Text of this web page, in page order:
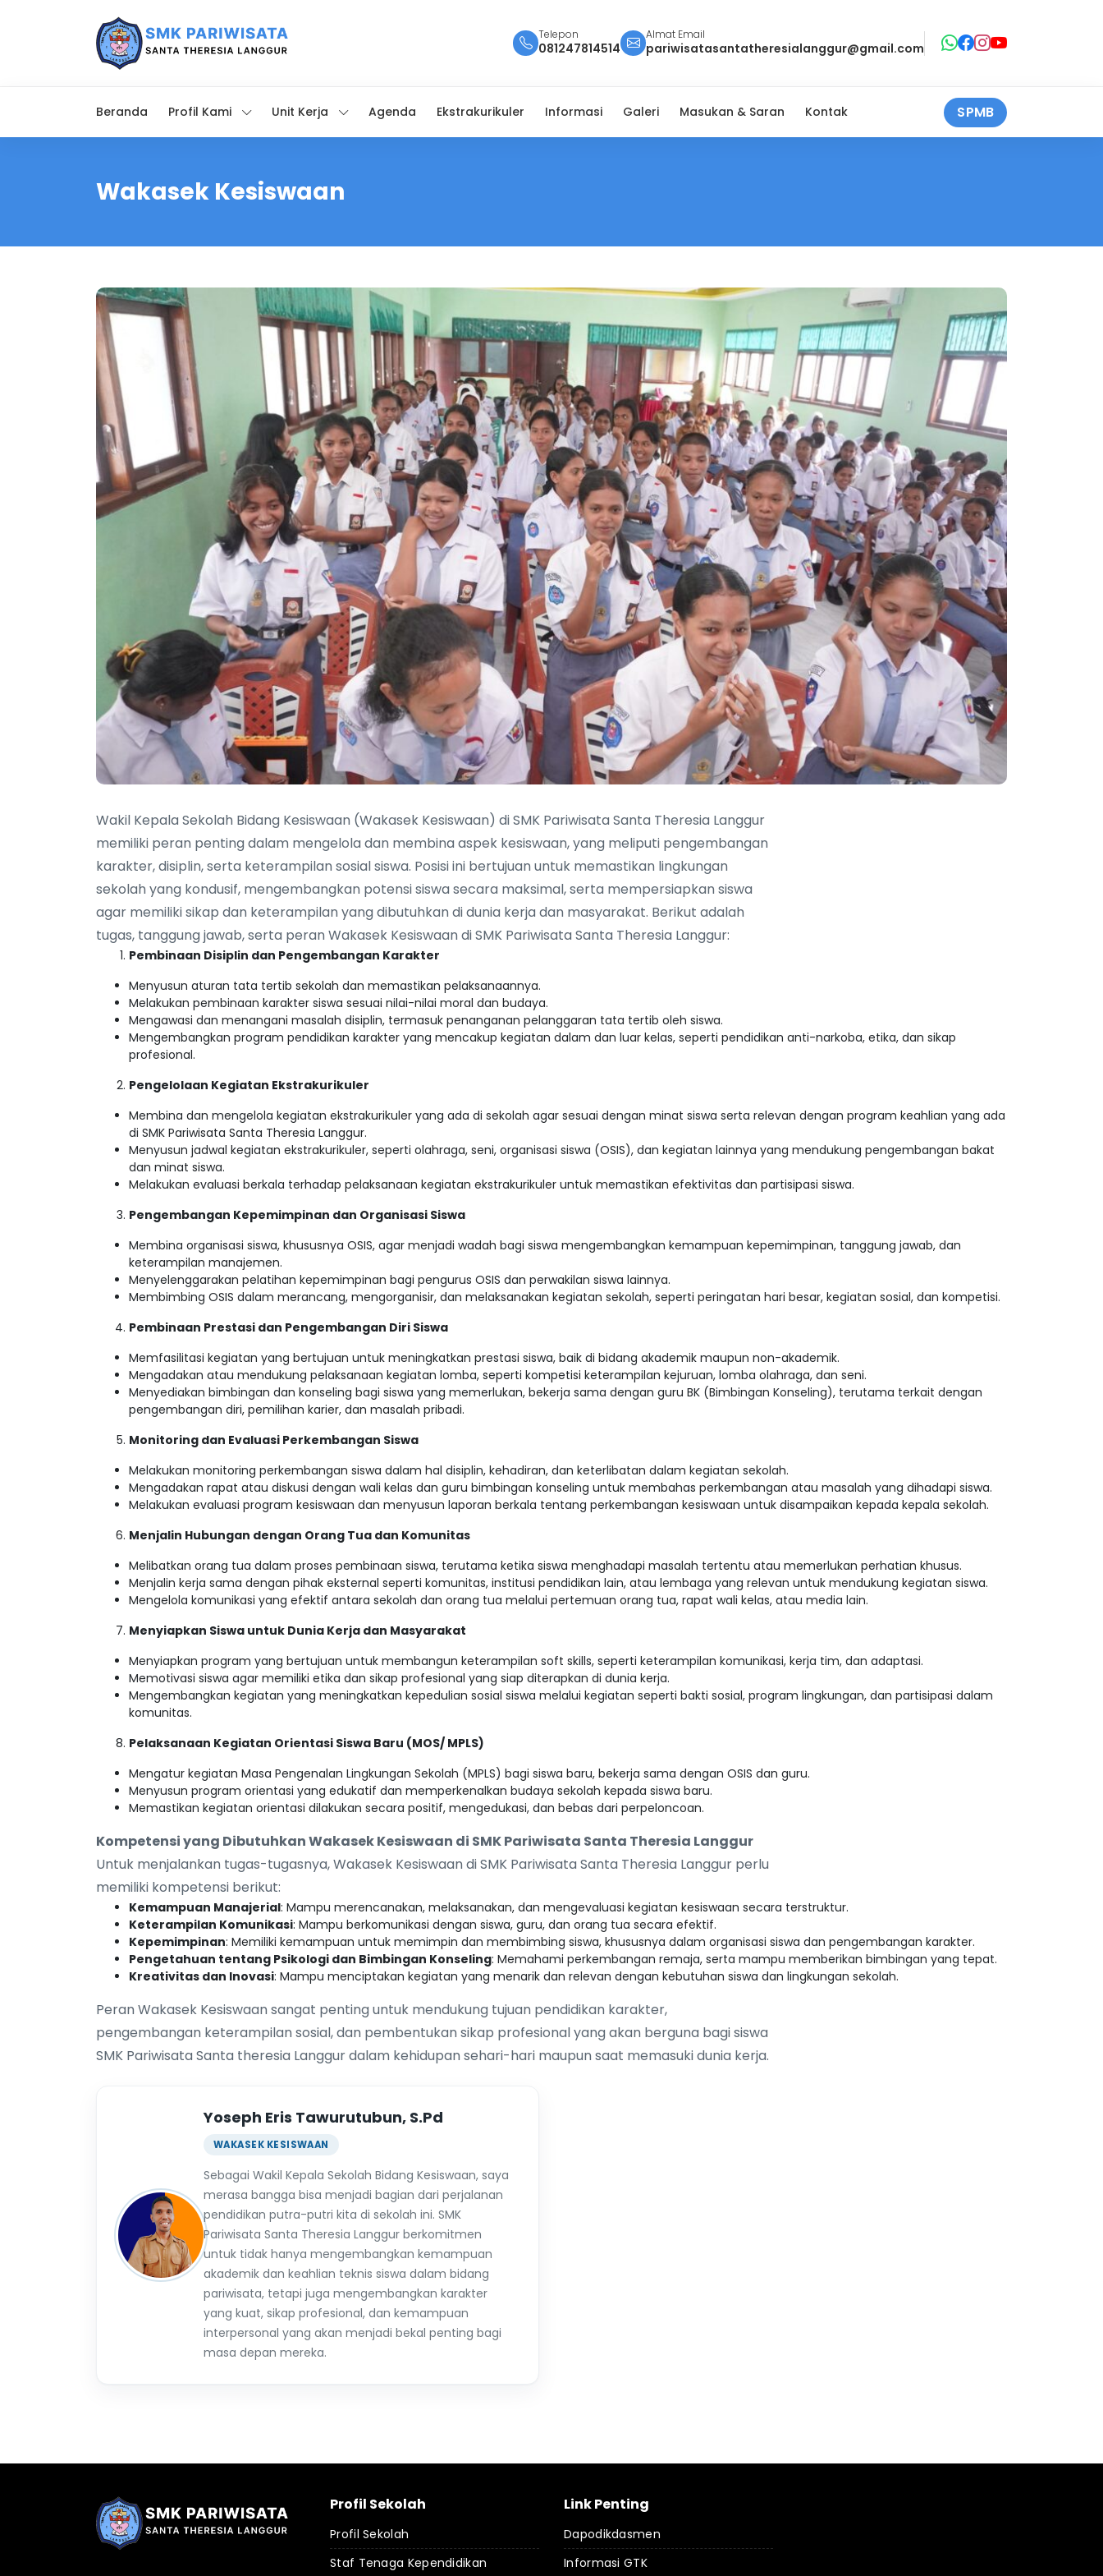
Telepon
081247814514
Almat Email
pariwisatasantatheresialanggur@gmail.com
Beranda Profil Kami Unit Kerja Agenda Ekstrakurikuler Informasi Galeri Masukan & Saran Kontak SPMB
Wakasek Kesiswaan
Wakil Kepala Sekolah Bidang Kesiswaan (Wakasek Kesiswaan) di SMK Pariwisata Santa Theresia Langgur
memiliki peran penting dalam mengelola dan membina aspek kesiswaan, yang meliputi pengembangan
karakter, disiplin, serta keterampilan sosial siswa. Posisi ini bertujuan untuk memastikan lingkungan
sekolah yang kondusif, mengembangkan potensi siswa secara maksimal, serta mempersiapkan siswa
agar memiliki sikap dan keterampilan yang dibutuhkan di dunia kerja dan masyarakat. Berikut adalah
tugas, tanggung jawab, serta peran Wakasek Kesiswaan di SMK Pariwisata Santa Theresia Langgur:
Pembinaan Disiplin dan Pengembangan Karakter
Menyusun aturan tata tertib sekolah dan memastikan pelaksanaannya.
Melakukan pembinaan karakter siswa sesuai nilai-nilai moral dan budaya.
Mengawasi dan menangani masalah disiplin, termasuk penanganan pelanggaran tata tertib oleh siswa.
Mengembangkan program pendidikan karakter yang mencakup kegiatan dalam dan luar kelas, seperti pendidikan anti-narkoba, etika, dan sikap
profesional.
Pengelolaan Kegiatan Ekstrakurikuler
Membina dan mengelola kegiatan ekstrakurikuler yang ada di sekolah agar sesuai dengan minat siswa serta relevan dengan program keahlian yang ada
di SMK Pariwisata Santa Theresia Langgur.
Menyusun jadwal kegiatan ekstrakurikuler, seperti olahraga, seni, organisasi siswa (OSIS), dan kegiatan lainnya yang mendukung pengembangan bakat
dan minat siswa.
Melakukan evaluasi berkala terhadap pelaksanaan kegiatan ekstrakurikuler untuk memastikan efektivitas dan partisipasi siswa.
Pengembangan Kepemimpinan dan Organisasi Siswa
Membina organisasi siswa, khususnya OSIS, agar menjadi wadah bagi siswa mengembangkan kemampuan kepemimpinan, tanggung jawab, dan
keterampilan manajemen.
Menyelenggarakan pelatihan kepemimpinan bagi pengurus OSIS dan perwakilan siswa lainnya.
Membimbing OSIS dalam merancang, mengorganisir, dan melaksanakan kegiatan sekolah, seperti peringatan hari besar, kegiatan sosial, dan kompetisi.
Pembinaan Prestasi dan Pengembangan Diri Siswa
Memfasilitasi kegiatan yang bertujuan untuk meningkatkan prestasi siswa, baik di bidang akademik maupun non-akademik.
Mengadakan atau mendukung pelaksanaan kegiatan lomba, seperti kompetisi keterampilan kejuruan, lomba olahraga, dan seni.
Menyediakan bimbingan dan konseling bagi siswa yang memerlukan, bekerja sama dengan guru BK (Bimbingan Konseling), terutama terkait dengan
pengembangan diri, pemilihan karier, dan masalah pribadi.
Monitoring dan Evaluasi Perkembangan Siswa
Melakukan monitoring perkembangan siswa dalam hal disiplin, kehadiran, dan keterlibatan dalam kegiatan sekolah.
Mengadakan rapat atau diskusi dengan wali kelas dan guru bimbingan konseling untuk membahas perkembangan atau masalah yang dihadapi siswa.
Melakukan evaluasi program kesiswaan dan menyusun laporan berkala tentang perkembangan kesiswaan untuk disampaikan kepada kepala sekolah.
Menjalin Hubungan dengan Orang Tua dan Komunitas
Melibatkan orang tua dalam proses pembinaan siswa, terutama ketika siswa menghadapi masalah tertentu atau memerlukan perhatian khusus.
Menjalin kerja sama dengan pihak eksternal seperti komunitas, institusi pendidikan lain, atau lembaga yang relevan untuk mendukung kegiatan siswa.
Mengelola komunikasi yang efektif antara sekolah dan orang tua melalui pertemuan orang tua, rapat wali kelas, atau media lain.
Menyiapkan Siswa untuk Dunia Kerja dan Masyarakat
Menyiapkan program yang bertujuan untuk membangun keterampilan soft skills, seperti keterampilan komunikasi, kerja tim, dan adaptasi.
Memotivasi siswa agar memiliki etika dan sikap profesional yang siap diterapkan di dunia kerja.
Mengembangkan kegiatan yang meningkatkan kepedulian sosial siswa melalui kegiatan seperti bakti sosial, program lingkungan, dan partisipasi dalam
komunitas.
Pelaksanaan Kegiatan Orientasi Siswa Baru (MOS/ MPLS)
Mengatur kegiatan Masa Pengenalan Lingkungan Sekolah (MPLS) bagi siswa baru, bekerja sama dengan OSIS dan guru.
Menyusun program orientasi yang edukatif dan memperkenalkan budaya sekolah kepada siswa baru.
Memastikan kegiatan orientasi dilakukan secara positif, mengedukasi, dan bebas dari perpeloncoan.
Kompetensi yang Dibutuhkan Wakasek Kesiswaan di SMK Pariwisata Santa Theresia Langgur
Untuk menjalankan tugas-tugasnya, Wakasek Kesiswaan di SMK Pariwisata Santa Theresia Langgur perlu
memiliki kompetensi berikut:
Kemampuan Manajerial: Mampu merencanakan, melaksanakan, dan mengevaluasi kegiatan kesiswaan secara terstruktur.
Keterampilan Komunikasi: Mampu berkomunikasi dengan siswa, guru, dan orang tua secara efektif.
Kepemimpinan: Memiliki kemampuan untuk memimpin dan membimbing siswa, khususnya dalam organisasi siswa dan pengembangan karakter.
Pengetahuan tentang Psikologi dan Bimbingan Konseling: Memahami perkembangan remaja, serta mampu memberikan bimbingan yang tepat.
Kreativitas dan Inovasi: Mampu menciptakan kegiatan yang menarik dan relevan dengan kebutuhan siswa dan lingkungan sekolah.
Peran Wakasek Kesiswaan sangat penting untuk mendukung tujuan pendidikan karakter,
pengembangan keterampilan sosial, dan pembentukan sikap profesional yang akan berguna bagi siswa
SMK Pariwisata Santa theresia Langgur dalam kehidupan sehari-hari maupun saat memasuki dunia kerja.
Yoseph Eris Tawurutubun, S.Pd
WAKASEK KESISWAAN
Sebagai Wakil Kepala Sekolah Bidang Kesiswaan, saya
merasa bangga bisa menjadi bagian dari perjalanan
pendidikan putra-putri kita di sekolah ini. SMK
Pariwisata Santa Theresia Langgur berkomitmen
untuk tidak hanya mengembangkan kemampuan
akademik dan keahlian teknis siswa dalam bidang
pariwisata, tetapi juga mengembangkan karakter
yang kuat, sikap profesional, dan kemampuan
interpersonal yang akan menjadi bekal penting bagi
masa depan mereka.
Profil Sekolah
Profil Sekolah
Staf Tenaga Kependidikan
Link Penting
Dapodikdasmen
Informasi GTK